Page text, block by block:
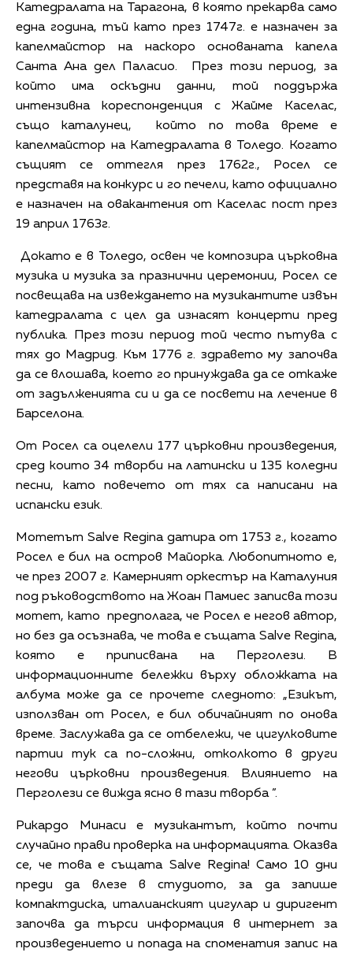
Катедралата на Тарагона, в която прекарва само
една година, тъй като през 1747г. е назначен за
капелмайстор на наскоро основаната капела
Санта Ана дел Паласио. През този период, за
който има оскъдни данни, той поддържа
интензивна кореспонденция с Жайме Каселас,
също каталунец, който по това време е
капелмайстор на Катедралата в Толедо. Когато
същият се оттегля през 1762г., Росел се
представя на конкурс и го печели, като официално
е назначен на овакантения от Каселас пост през
19 април 1763г.
Докато е в Толедо, освен че композира църковна
музика и музика за празнични церемонии, Росел се
посвещава на извеждането на музикантите извън
катедралата с цел да изнасят концерти пред
публика. През този период той често пътува с
тях до Мадрид. Към 1776 г. здравето му започва
да се влошава, което го принуждава да се откаже
от задълженията си и да се посвети на лечение в
Барселона.
От Росел са оцелели 177 църковни произведения,
сред които 34 творби на латински и 135 коледни
песни, като повечето от тях са написани на
испански език.
Мотетът Salve Regina датира от 1753 г., когато
Росел е бил на остров Майорка. Любопитното е,
че през 2007 г. Камерният оркестър на Каталуния
под ръководството на Жоан Памиес записва този
мотет, като предполага, че Росел е негов автор,
но без да осъзнава, че това е същата Salve Regina,
която е приписвана на Перголези. В
информационните бележки върху обложката на
албума може да се прочете следното: „Езикът,
използван от Росел, е бил обичайният по онова
време. Заслужава да се отбележи, че цигулковите
партии тук са по-сложни, отколкото в други
негови църковни произведения. Влиянието на
Перголези се вижда ясно в тази творба ”.
Рикардо Минаси е музикантът, който почти
случайно прави проверка на информацията. Оказва
се, че това е същата Salve Regina! Само 10 дни
преди да влезе в студиото, за да запише
компактдиска, италианският цигулар и диригент
започва да търси информация в интернет за
произведението и попада на споменатия запис на